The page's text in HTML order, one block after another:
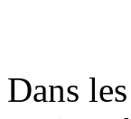
Dans